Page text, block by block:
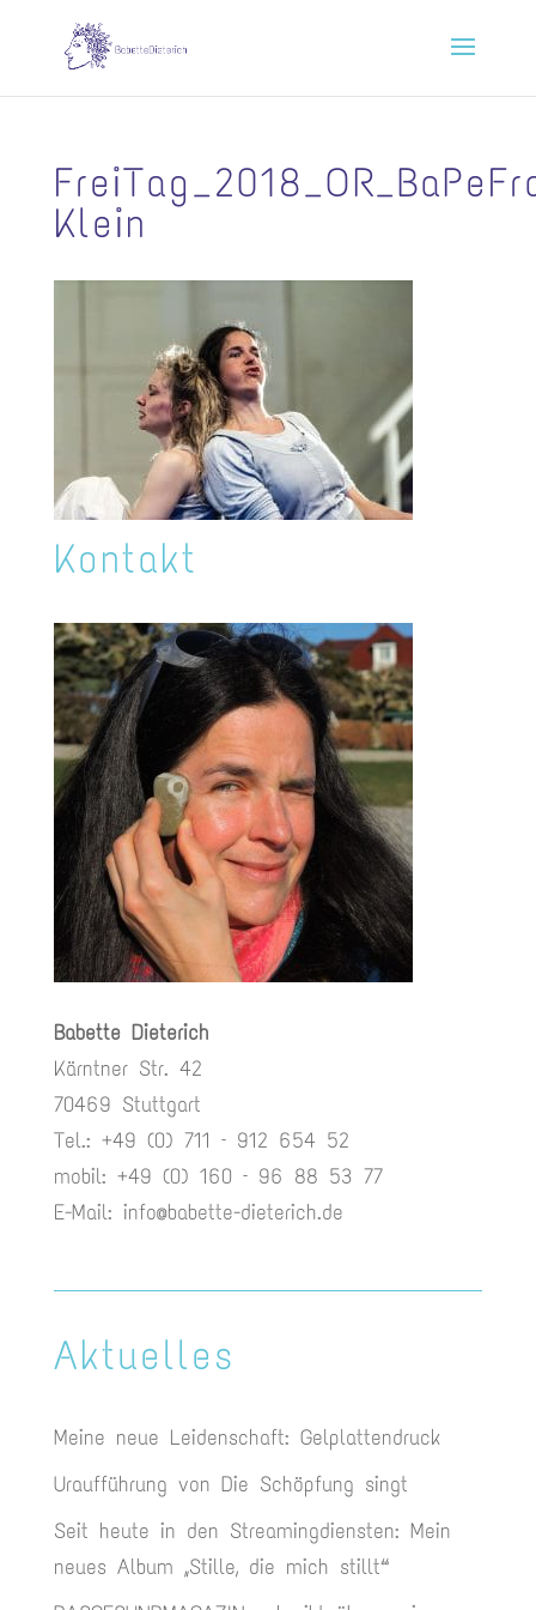
Klein
Kontakt
Babette Dieterich
Kärntner Str. 42
70469 Stuttgart
Tel.: +49 (0) 711 – 912 654 52
mobil: +49 (0) 160 – 96 88 53 77
E-Mail: info@babette-dieterich.de
Aktuelles
Meine neue Leidenschaft: Gelplattendruck
Uraufführung von Die Schöpfung singt
Seit heute in den Streamingdiensten: Mein
neues Album „Stille, die mich stillt“